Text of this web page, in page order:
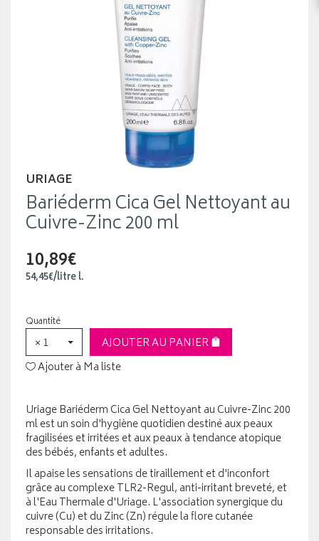
URIAGE
Bariéderm Cica Gel Nettoyant au
Cuivre-Zinc 200 ml
10,89€
54,45€/litrel.
Quantité
× 1
AJOUTER AU PANIER
Ajouter à Ma liste
Uriage Bariéderm Cica Gel Nettoyant au Cuivre-Zinc 200
ml est un soin d'hygiène quotidien destiné aux peaux
fragilisées et irritées et aux peaux à tendance atopique
des bébés, enfants et adultes.
Il apaise les sensations de tiraillement et d'inconfort
grâce au complexe TLR2-Regul, anti-irritant breveté, et
à l'Eau Thermale d'Uriage. L'association synergique du
cuivre (Cu) et du Zinc (Zn) régule la flore cutanée
responsable des irritations.